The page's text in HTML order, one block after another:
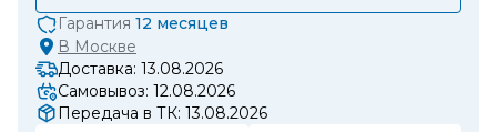
Гарантия 12 месяцев
В Москве
Доставка: 13.08.2026
Самовывоз: 12.08.2026
Передача в ТК: 13.08.2026